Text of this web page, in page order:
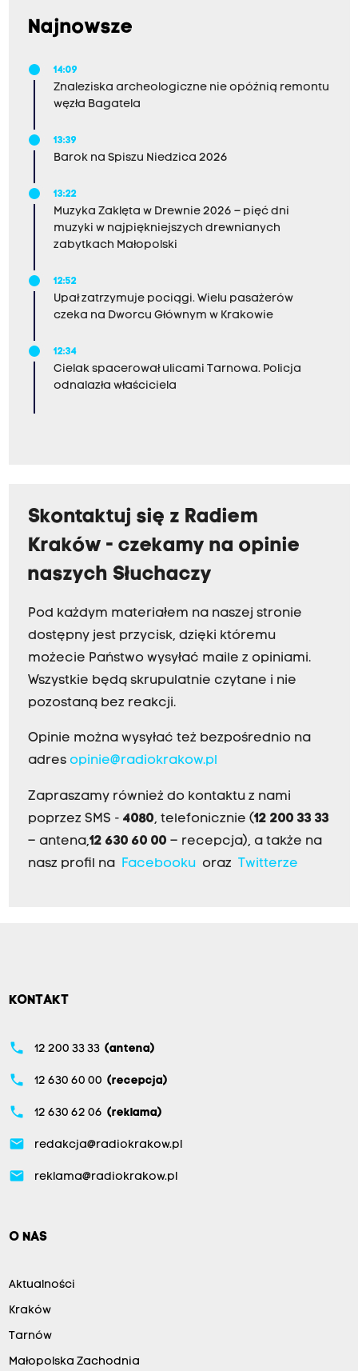
Najnowsze
14:09
Znaleziska archeologiczne nie opóźnią remontu
węzła Bagatela
13:39
Barok na Spiszu Niedzica 2026
13:22
Muzyka Zaklęta w Drewnie 2026 – pięć dni
muzyki w najpiękniejszych drewnianych
zabytkach Małopolski
12:52
Upał zatrzymuje pociągi. Wielu pasażerów
czeka na Dworcu Głównym w Krakowie
12:34
Cielak spacerował ulicami Tarnowa. Policja
odnalazła właściciela
Skontaktuj się z Radiem
Kraków - czekamy na opinie
naszych Słuchaczy
Pod każdym materiałem na naszej stronie
dostępny jest przycisk, dzięki któremu
możecie Państwo wysyłać maile z opiniami.
Wszystkie będą skrupulatnie czytane i nie
pozostaną bez reakcji.
Opinie można wysyłać też bezpośrednio na
adres opinie@radiokrakow.pl
Zapraszamy również do kontaktu z nami
poprzez SMS - 4080, telefonicznie (12 200 33 33
– antena,12 630 60 00 – recepcja), a także na
nasz profil na
Facebookuoraz Twitterze
KONTAKT
phone 12 200 33 33 (antena)
phone 12 630 60 00 (recepcja)
phone 12 630 62 06 (reklama)
email redakcja@radiokrakow.pl
email reklama@radiokrakow.pl
O NAS
Aktualności
Kraków
Tarnów
Małopolska Zachodnia